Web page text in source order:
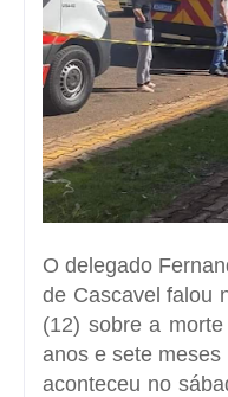
O delegado
de Cascavel falou
(12) sobre a
anos e sete
aconteceu no